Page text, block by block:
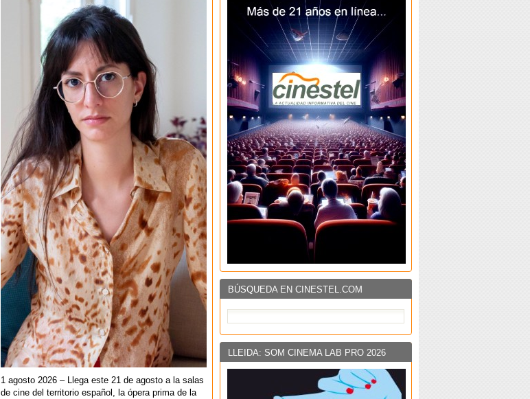
BÚSQUEDA EN CINESTEL.COM
LLEIDA: SOM CINEMA LAB PRO 2026
1 agosto 2026 – Llega este 21 de agosto a la salas
de cine del territorio español, la ópera prima de la